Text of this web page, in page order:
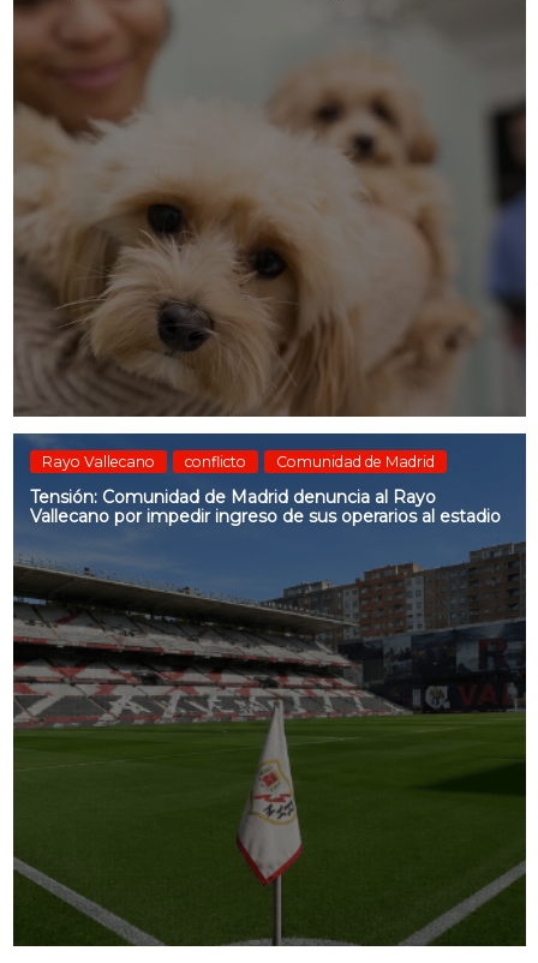
Rayo Vallecano conflicto Comunidad de Madrid
Tensión: Comunidad de Madrid denuncia al Rayo
Vallecano por impedir ingreso de sus operarios al estadio